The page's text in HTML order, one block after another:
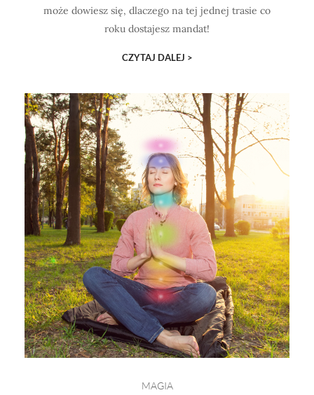
może dowiesz się, dlaczego na tej jednej trasie co
roku dostajesz mandat!
CZYTAJ DALEJ >
MAGIA